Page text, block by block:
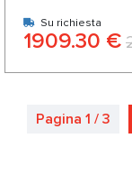
Su richiesta
1909.30 €
Pagina 1 / 3